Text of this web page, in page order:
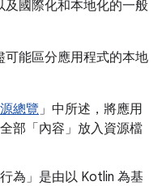
及國際化和本地化的一般
可能區分應用程式的本地
總覽」中所述，將應用
部「內容」 放入資源檔
為」 是由以 Kotlin 為基